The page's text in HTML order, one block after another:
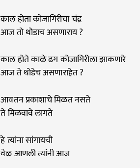
काल होता कोजागिरीचा चंद्र
आज तो थोडाच असणाराय ?
काल होते काळे ढग कोजागिरीला झाकणारे
आज ते थोडेच असणाराहेत ?
आवतन प्रकाशाचे मिळत नसते
ते मिळवावे लागते
हे त्यांना सांगायची
वेळ आणली त्यांनी आज